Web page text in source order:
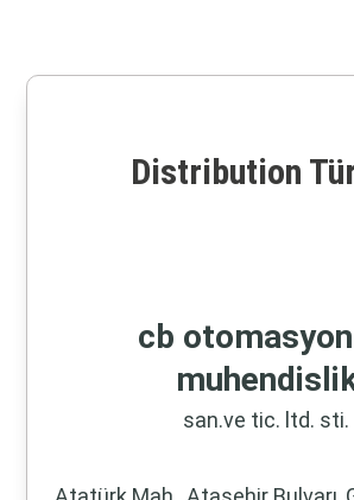
Distribution
cb
san.ve tic. ltd. sti.